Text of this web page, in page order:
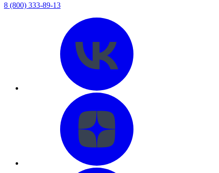
8 (800) 333-89-13